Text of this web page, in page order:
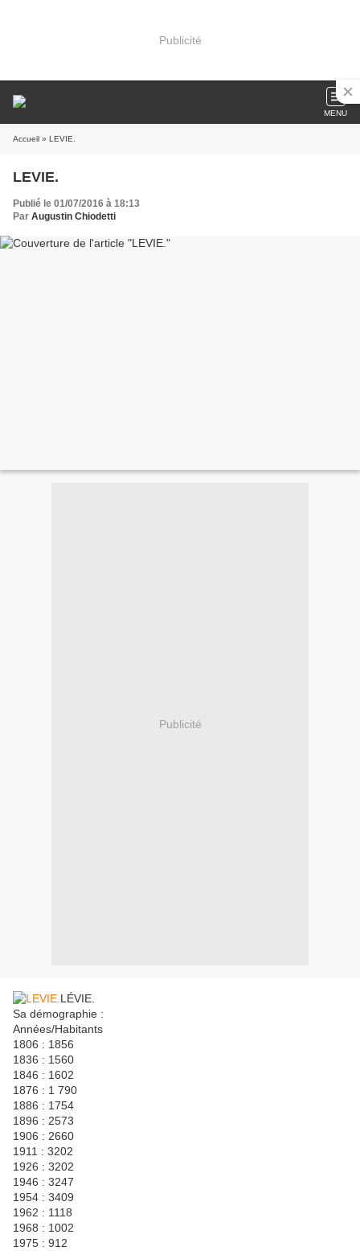
Publicité
MENU
Accueil » LEVIE.
LEVIE.
Publié le 01/07/2016 à 18:13
Par Augustin Chiodetti
Publicité
LÉVIE.
Sa démographie :
Années/Habitants
1806 : 1856
1836 : 1560
1846 : 1602
1876 : 1 790
1886 : 1754
1896 : 2573
1906 : 2660
1911 : 3202
1926 : 3202
1946 : 3247
1954 : 3409
1962 : 1118
1968 : 1002
1975 : 912